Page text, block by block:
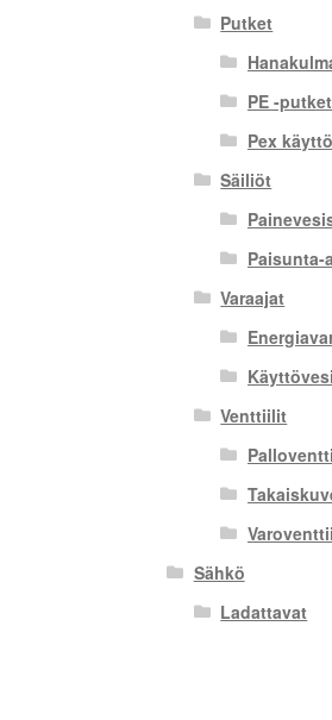
Putket
PE -
Pex
Säiliöt
Paisunta-
Varaajat
Venttiilit
Sähkö
Ladattavat